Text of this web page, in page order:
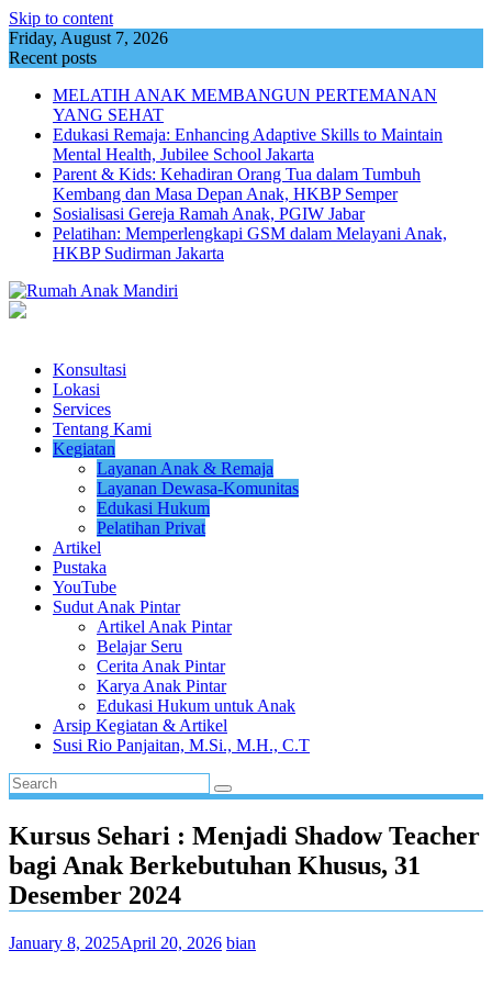
Skip to content
Friday, August 7, 2026
Recent posts
MELATIH ANAK MEMBANGUN PERTEMANAN
YANG SEHAT
Edukasi Remaja: Enhancing Adaptive Skills to Maintain
Mental Health, Jubilee School Jakarta
Parent & Kids: Kehadiran Orang Tua dalam Tumbuh
Kembang dan Masa Depan Anak, HKBP Semper
Sosialisasi Gereja Ramah Anak, PGIW Jabar
Pelatihan: Memperlengkapi GSM dalam Melayani Anak,
HKBP Sudirman Jakarta
Konsultasi
Lokasi
Services
Tentang Kami
Kegiatan
Layanan Anak & Remaja
Layanan Dewasa-Komunitas
Edukasi Hukum
Pelatihan Privat
Artikel
Pustaka
YouTube
Sudut Anak Pintar
Artikel Anak Pintar
Belajar Seru
Cerita Anak Pintar
Karya Anak Pintar
Edukasi Hukum untuk Anak
Arsip Kegiatan & Artikel
Susi Rio Panjaitan, M.Si., M.H., C.T
Kursus Sehari : Menjadi Shadow Teacher
bagi Anak Berkebutuhan Khusus, 31
Desember 2024
January 8, 2025April 20, 2026 bian